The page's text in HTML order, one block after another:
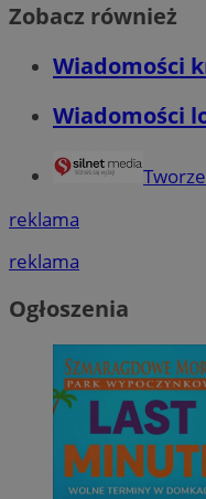
Zobacz również
Wiadomości
Wiadomości
reklama
reklama
Ogłoszenia